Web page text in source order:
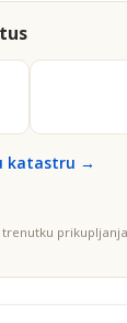
katastru →